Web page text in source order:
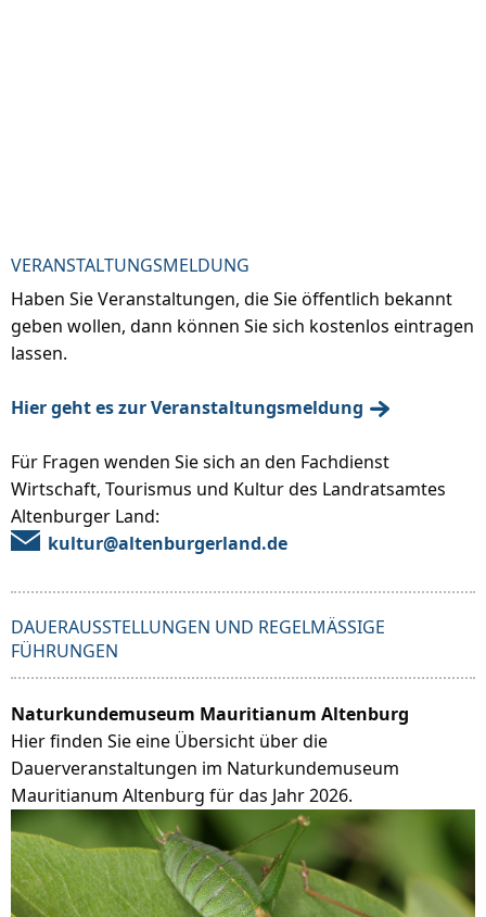
VERANSTALTUNGSMELDUNG
Haben Sie Veranstaltungen, die Sie öffentlich bekannt
geben wollen, dann können Sie sich kostenlos eintragen
lassen.
Hier geht es zur Veranstaltungsmeldung
Für Fragen wenden Sie sich an den Fachdienst
Wirtschaft, Tourismus und Kultur des Landratsamtes
Altenburger Land:
kultur@altenburgerland.de
DAUERAUSSTELLUNGEN UND REGELMÄSSIGE F
ÜHRUNGEN
Naturkundemuseum Mauritianum Altenburg
Hier finden Sie eine Übersicht über die
Dauerveranstaltungen im Naturkundemuseum
Mauritianum Altenburg für das Jahr 2026.